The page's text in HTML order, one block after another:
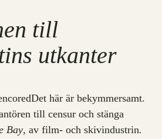
till
utkanter
Det här är bekymmersamt.
till censur och stänga
Bay, av film- och skivindustrin.